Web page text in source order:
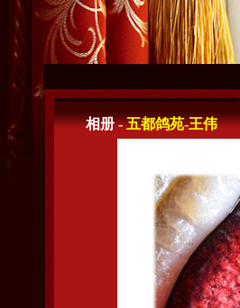
相册 -五都鸽苑-王伟